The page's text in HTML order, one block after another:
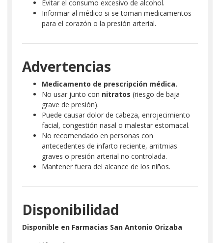
Evitar el consumo excesivo de alcohol.
Informar al médico si se toman medicamentos
para el corazón o la presión arterial.
Advertencias
Medicamento de prescripción médica.
No usar junto con nitratos (riesgo de baja
grave de presión).
Puede causar dolor de cabeza, enrojecimiento
facial, congestión nasal o malestar estomacal.
No recomendado en personas con
antecedentes de infarto reciente, arritmias
graves o presión arterial no controlada.
Mantener fuera del alcance de los niños.
Disponibilidad
Disponible en Farmacias San Antonio Orizaba